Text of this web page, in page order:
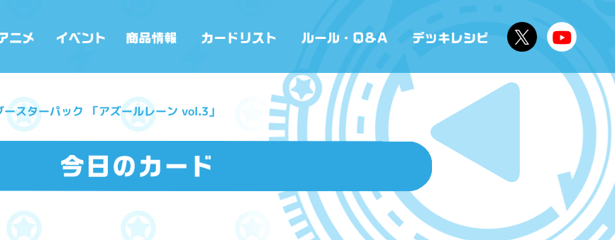
ターパック 「アズールレーン vol.3」